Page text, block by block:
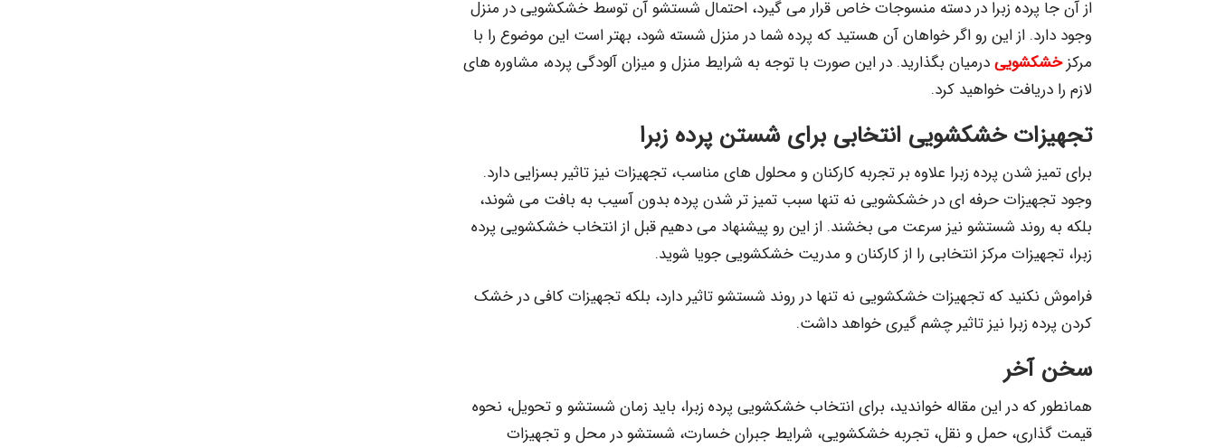
از آن جا پرده زبرا در دسته منسوجات خاص قرار می گیرد، احتمال شستشو آن توسط خشکشویی در منزل
وجود دارد. از این رو اگر خواهان آن هستید که پرده شما در منزل شسته شود، بهتر است این موضوع را با
مرکزخشکشوییدرمیان بگذارید. در این صورت با توجه به شرایط منزل و میزان آلودگی پرده، مشاوره های
لازم را دریافت خواهید کرد.
تجهیزات خشکشویی انتخابی برای شستن پرده زبرا
برای تمیز شدن پرده زبرا علاوه بر تجربه کارکنان و محلول های مناسب، تجهیزات نیز تاثیر بسزایی دارد.
وجود تجهیزات حرفه ای در خشکشویی نه تنها سبب تمیز تر شدن پرده بدون آسیب به بافت می شوند،
بلکه به روند شستشو نیز سرعت می بخشند. از این رو پیشنهاد می دهیم قبل از انتخاب خشکشویی پرده
زبرا، تجهیزات مرکز انتخابی را از کارکنان و مدریت خشکشویی جویا شوید.
فراموش نکنید که تجهیزات خشکشویی نه تنها در روند شستشو تاثیر دارد، بلکه تجهیزات کافی در خشک
کردن پرده زبرا نیز تاثیر چشم گیری خواهد داشت.
سخن آخر
همانطور که در این مقاله خواندید، برای انتخاب خشکشویی پرده زبرا، باید زمان شستشو و تحویل، نحوه
قیمت گذاری، حمل و نقل، تجربه خشکشویی، شرایط جبران خسارت، شستشو در محل و تجهیزات